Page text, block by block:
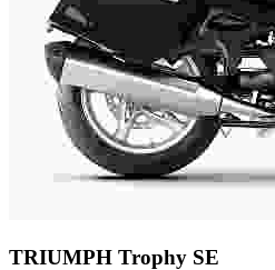
TRIUMPH Trophy SE